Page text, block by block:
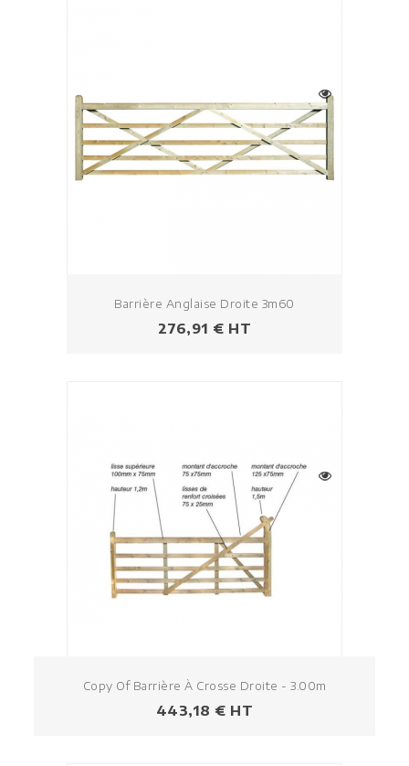
Barrière Anglaise Droite 3m60
Prezzo
276,91 € HT
Copy Of Barrière À Crosse Droite - 3.00m
Prezzo
443,18 € HT